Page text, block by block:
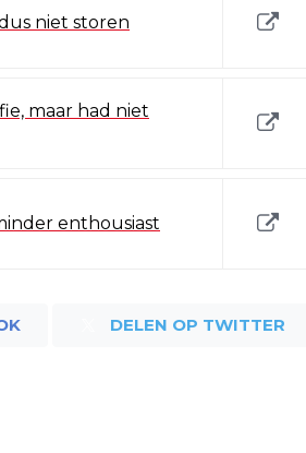
niet storen
maar had niet
enthousiast
DELEN OP TWITTER